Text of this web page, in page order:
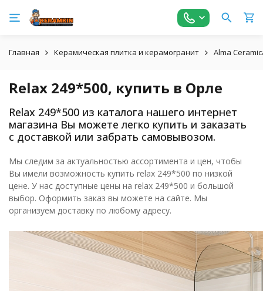
Главная Керамическая плитка и керамогранит Alma
Relax 249*500, купить в Орле
Relax 249*500 из каталога нашего интернет
магазина Вы можете легко купить и заказать
с доставкой или забрать самовывозом.
Мы следим за актуальностью ассортимента и цен, чтобы
Вы имели возможность купить relax 249*500 по низкой
цене. У нас доступные цены на relax 249*500 и большой
выбор. Оформить заказ вы можете на сайте. Мы
организуем доставку по любому адресу.